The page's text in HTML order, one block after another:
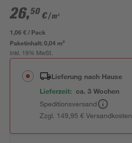
26,50 €/ m²
1,06 € / Pack
Paketinhalt:0,04 m²
inkl. 19% MwSt.
Lieferung nach Hause
Lieferzeit: ca. 3 Wochen
Speditionsversand
Zzgl. 149,95 € Versandkosten